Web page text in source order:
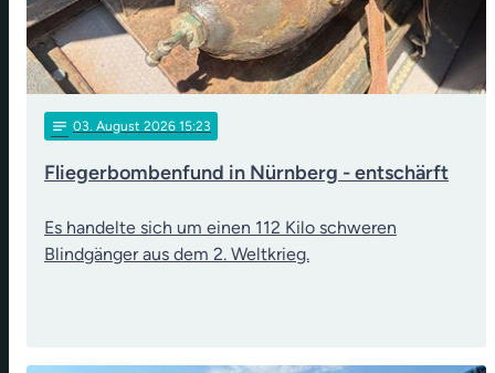
notes 03 . August 2026 15:23
Fliegerbombenfund in Nürnberg - entschärft
Es handelte sich um einen 112 Kilo schweren
Blindgänger aus dem 2. Weltkrieg.